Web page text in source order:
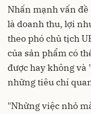
Nhấn mạnh vấn
là doanh thu, lợi
theo phó chủ tịch
của sản phẩm có
được hay không
những tiêu chí
"Những việc nhỏ